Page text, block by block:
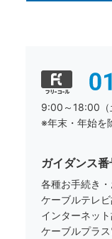
9:00～18:00（
※年末・年始を
ガイダンス番
各種お手続き
ケーブルテレ
インターネッ
ケーブルプラ